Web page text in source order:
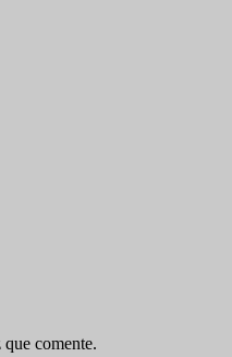
comente.